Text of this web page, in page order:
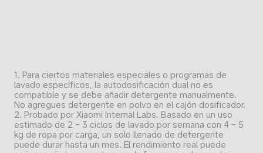
1. Para ciertos materiales especiales o programas de
lavado específicos, la autodosificación dual no es
compatible y se debe añadir detergente manualmente.
No agregues detergente en polvo en el cajón dosificador.
2. Probado por Xiaomi Internal Labs. Basado en un uso
estimado de 2 - 3 ciclos de lavado por semana con 4 - 5
kg de ropa por carga, un solo llenado de detergente
puede durar hasta un mes. El rendimiento real puede